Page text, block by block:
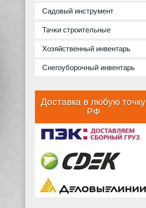
Садовый инструмент
Тачки строительные
Хозяйственный инвентарь
Снегоуборочный инвентарь
Доставка в любую точку
РФ